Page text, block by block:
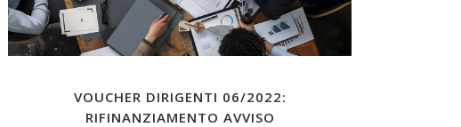
VOUCHER DIRIGENTI 06/2022:
RIFINANZIAMENTO AVVISO